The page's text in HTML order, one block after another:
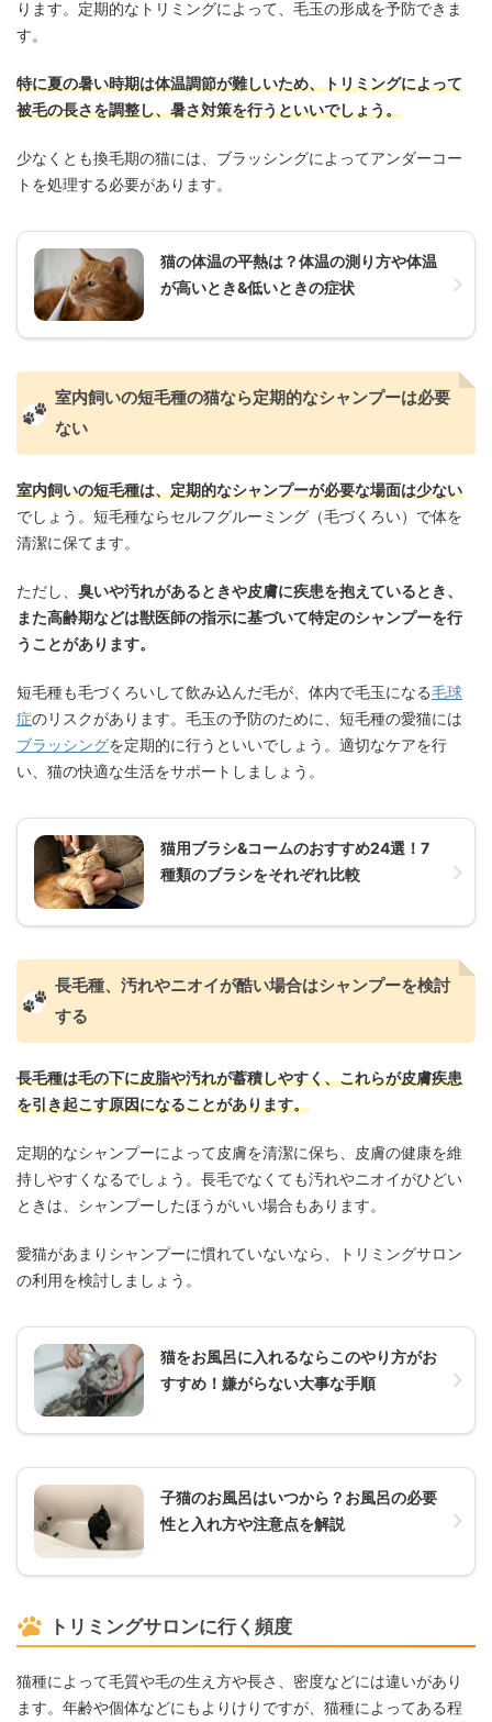
ります。定期的なトリミングによって、毛玉の形成を予防できま
す。
特に夏の暑い時期は体温調節が難しいため、トリミングによって
被毛の長さを調整し、暑さ対策を行うといいでしょう。
少なくとも換毛期の猫には、ブラッシングによってアンダーコー
トを処理する必要があります。
猫の体温の平熱は？体温の測り方や体温
が高いとき&低いときの症状
室内飼いの短毛種の猫なら定期的なシャンプーは必要
ない
室内飼いの短毛種は、定期的なシャンプーが必要な場面は少ない
でしょう。短毛種ならセルフグルーミング（毛づくろい）で体を
清潔に保てます。
ただし、 臭いや汚れがあるときや皮膚に疾患を抱えているとき、
また高齢期などは獣医師の指示に基づいて特定のシャンプーを行
うことがあります。
短毛種も毛づくろいして飲み込んだ毛が、体内で毛玉になる毛球
症のリスクがあります。毛玉の予防のために、短毛種の愛猫には
ブラッシングを定期的に行うといいでしょう。適切なケアを行
い、猫の快適な生活をサポートしましょう。
猫用ブラシ&コームのおすすめ24選！7
種類のブラシをそれぞれ比較
長毛種、汚れやニオイが酷い場合はシャンプーを検討
する
長毛種は毛の下に皮脂や汚れが蓄積しやすく、これらが皮膚疾患
を引き起こす原因になることがあります。
定期的なシャンプーによって皮膚を清潔に保ち、皮膚の健康を維
持しやすくなるでしょう。長毛でなくても汚れやニオイがひどい
ときは、シャンプーしたほうがいい場合もあります。
愛猫があまりシャンプーに慣れていないなら、トリミングサロン
の利用を検討しましょう。
猫をお風呂に入れるならこのやり方がお
すすめ！嫌がらない大事な手順
子猫のお風呂はいつから？お風呂の必要
性と入れ方や注意点を解説
トリミングサロンに行く頻度
猫種によって毛質や毛の生え方や長さ、密度などには違いがあり
ます。年齢や個体などにもよりけりですが、猫種によってある程